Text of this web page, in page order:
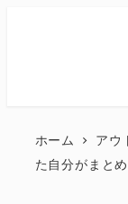
ホーム アウ
た自分がまと